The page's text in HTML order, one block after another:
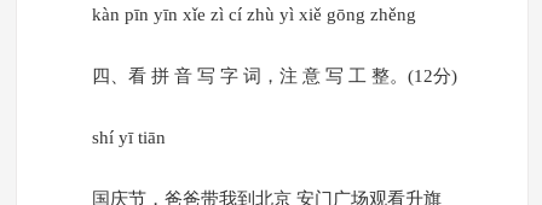
kàn pīn yīn xǐe zì cí zhù yì xiě gōng zhěng
四、看 拼 音 写 字 词，注 意 写 工 整。(12分)
shí yī tiān
国庆节，爸爸带我到北京 安门广场观看升旗